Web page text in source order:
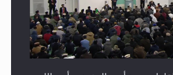
حضرة أمير المؤمنين أيده الله